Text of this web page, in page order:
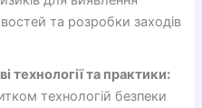
та розробки заходів
технології та практики:
технологій безпеки